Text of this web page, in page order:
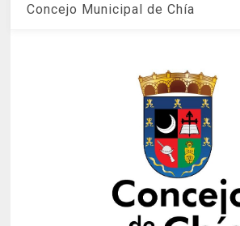
Concejo Municipal de Chía